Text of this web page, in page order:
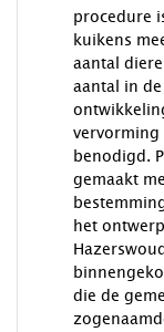
procedure
kuikens
aantal
aantal in
benodigd.
gemaakt
het
die de